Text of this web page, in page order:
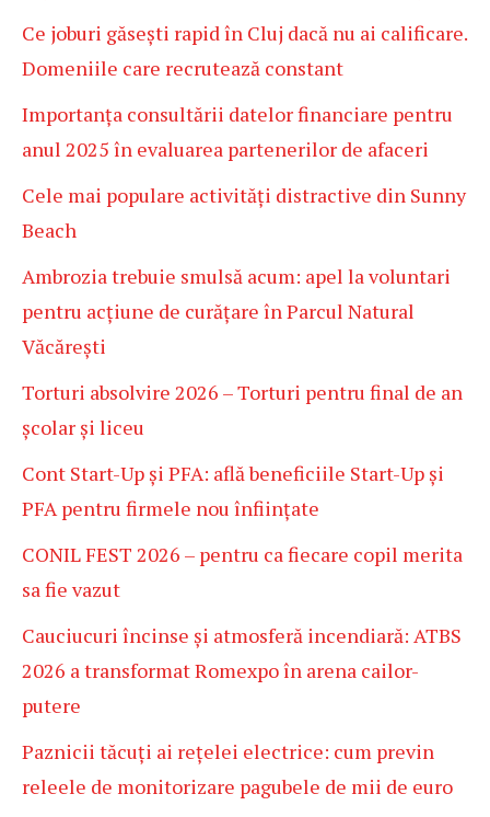
Ce joburi găsești rapid în Cluj dacă nu ai calificare.
Domeniile care recrutează constant
Importanța consultării datelor financiare pentru
anul 2025 în evaluarea partenerilor de afaceri
Cele mai populare activități distractive din Sunny
Beach
Ambrozia trebuie smulsă acum: apel la voluntari
pentru acțiune de curățare în Parcul Natural
Văcărești
Torturi absolvire 2026 – Torturi pentru final de an
școlar și liceu
Cont Start-Up și PFA: află beneficiile Start-Up și
PFA pentru firmele nou înființate
CONIL FEST 2026 – pentru ca fiecare copil merita
sa fie vazut
Cauciucuri încinse și atmosferă incendiară: ATBS
2026 a transformat Romexpo în arena cailor-
putere
Paznicii tăcuți ai rețelei electrice: cum previn
releele de monitorizare pagubele de mii de euro